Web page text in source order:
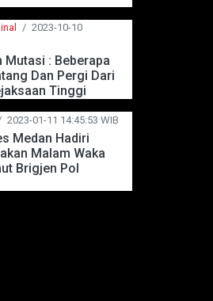
/ 2023-10-10
Mutasi : Beberapa
Dan Pergi Dari
Tinggi
2023-01-11 14:45:53 WIB
Medan Hadiri
Malam Waka
Brigjen Pol